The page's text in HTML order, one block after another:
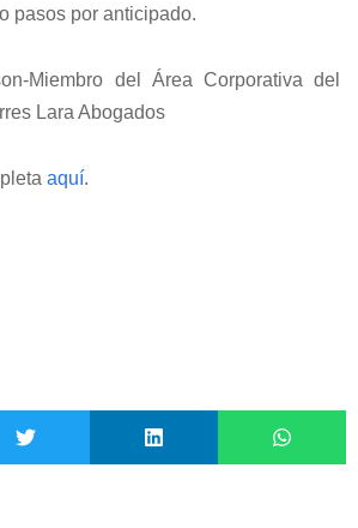
pasos por anticipado.
Miembro del Área Corporativa del
Lara Abogados
aquí.